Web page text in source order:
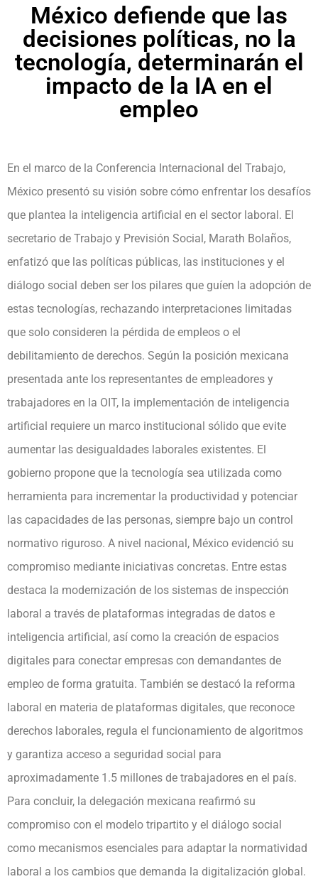
México defiende que las
decisiones políticas, no la
tecnología, determinarán el
impacto de la IA en el
empleo
En el marco de la Conferencia Internacional del Trabajo,
México presentó su visión sobre cómo enfrentar los desafíos
que plantea la inteligencia artificial en el sector laboral. El
secretario de Trabajo y Previsión Social, Marath Bolaños,
enfatizó que las políticas públicas, las instituciones y el
diálogo social deben ser los pilares que guíen la adopción de
estas tecnologías, rechazando interpretaciones limitadas
que solo consideren la pérdida de empleos o el
debilitamiento de derechos. Según la posición mexicana
presentada ante los representantes de empleadores y
trabajadores en la OIT, la implementación de inteligencia
artificial requiere un marco institucional sólido que evite
aumentar las desigualdades laborales existentes. El
gobierno propone que la tecnología sea utilizada como
herramienta para incrementar la productividad y potenciar
las capacidades de las personas, siempre bajo un control
normativo riguroso. A nivel nacional, México evidenció su
compromiso mediante iniciativas concretas. Entre estas
destaca la modernización de los sistemas de inspección
laboral a través de plataformas integradas de datos e
inteligencia artificial, así como la creación de espacios
digitales para conectar empresas con demandantes de
empleo de forma gratuita. También se destacó la reforma
laboral en materia de plataformas digitales, que reconoce
derechos laborales, regula el funcionamiento de algoritmos
y garantiza acceso a seguridad social para
aproximadamente 1.5 millones de trabajadores en el país.
Para concluir, la delegación mexicana reafirmó su
compromiso con el modelo tripartito y el diálogo social
como mecanismos esenciales para adaptar la normatividad
laboral a los cambios que demanda la digitalización global.